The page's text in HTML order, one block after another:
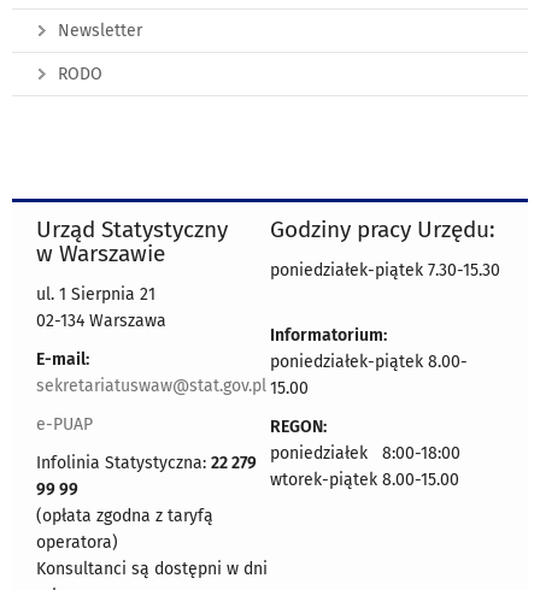
Newsletter
RODO
Urząd Statystyczny
w Warszawie
ul. 1 Sierpnia 21
02-134 Warszawa
E-mail:
sekretariatuswaw@stat.gov.pl
e-PUAP
Infolinia Statystyczna: 22 279
99 99
(opłata zgodna z taryfą
operatora)
Konsultanci są dostępni w dni
Godziny pracy Urzędu:
poniedziałek-piątek 7.30-15.30
Informatorium:
poniedziałek-piątek 8.00-
15.00
REGON:
poniedziałek 8:00-18:00
wtorek-piątek 8.00-15.00